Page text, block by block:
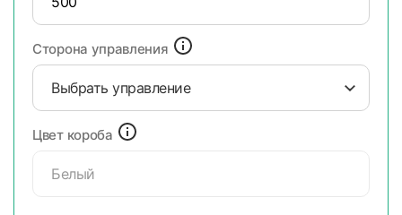
Сторона управления
Выбрать управление
Цвет короба
Белый